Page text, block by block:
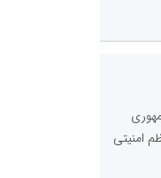
امنیتی